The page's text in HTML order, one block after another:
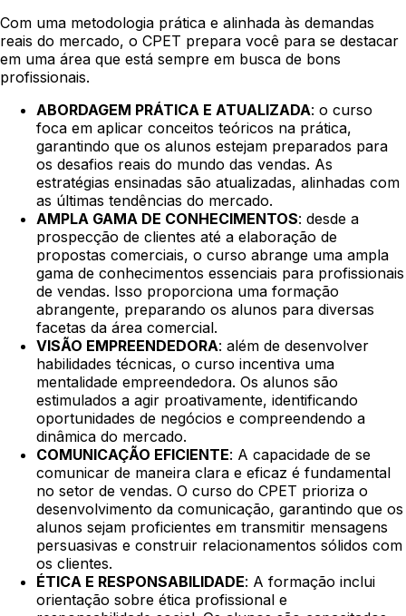
Com uma metodologia prática e alinhada às demandas
reais do mercado, o CPET prepara você para se destacar
em uma área que está sempre em busca de bons
profissionais.
ABORDAGEM PRÁTICA E ATUALIZADA: o curso
foca em aplicar conceitos teóricos na prática,
garantindo que os alunos estejam preparados para
os desafios reais do mundo das vendas. As
estratégias ensinadas são atualizadas, alinhadas com
as últimas tendências do mercado.
AMPLA GAMA DE CONHECIMENTOS: desde a
prospecção de clientes até a elaboração de
propostas comerciais, o curso abrange uma ampla
gama de conhecimentos essenciais para profissionais
de vendas. Isso proporciona uma formação
abrangente, preparando os alunos para diversas
facetas da área comercial.
VISÃO EMPREENDEDORA: além de desenvolver
habilidades técnicas, o curso incentiva uma
mentalidade empreendedora. Os alunos são
estimulados a agir proativamente, identificando
oportunidades de negócios e compreendendo a
dinâmica do mercado.
COMUNICAÇÃO EFICIENTE: A capacidade de se
comunicar de maneira clara e eficaz é fundamental
no setor de vendas. O curso do CPET prioriza o
desenvolvimento da comunicação, garantindo que os
alunos sejam proficientes em transmitir mensagens
persuasivas e construir relacionamentos sólidos com
os clientes.
ÉTICA E RESPONSABILIDADE: A formação inclui
orientação sobre ética profissional e